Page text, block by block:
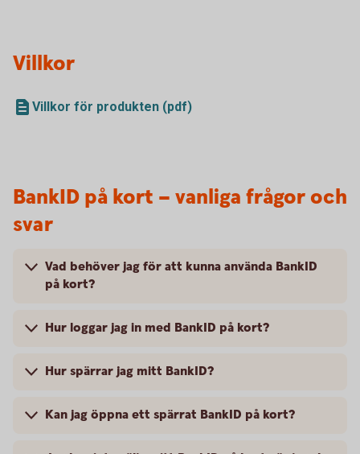
Villkor
Villkor för produkten (pdf)
BankID på kort – vanliga frågor och
svar
Vad behöver jag för att kunna använda BankID
på kort?
Hur loggar jag in med BankID på kort?
Hur spärrar jag mitt BankID?
Kan jag öppna ett spärrat BankID på kort?